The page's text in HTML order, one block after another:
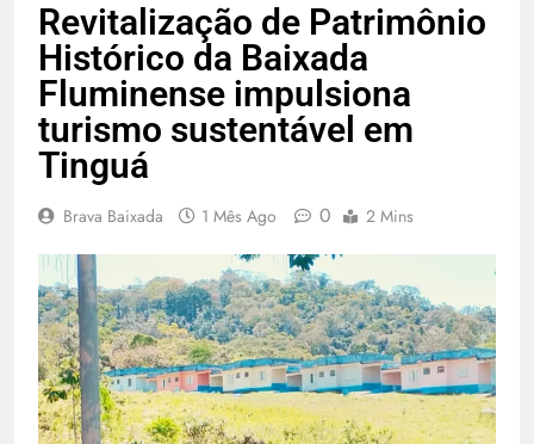
Revitalização de Patrimônio
Histórico da Baixada
Fluminense impulsiona
turismo sustentável em
Tinguá
Brava Baixada 1 Mês Ago 0 2 Mins